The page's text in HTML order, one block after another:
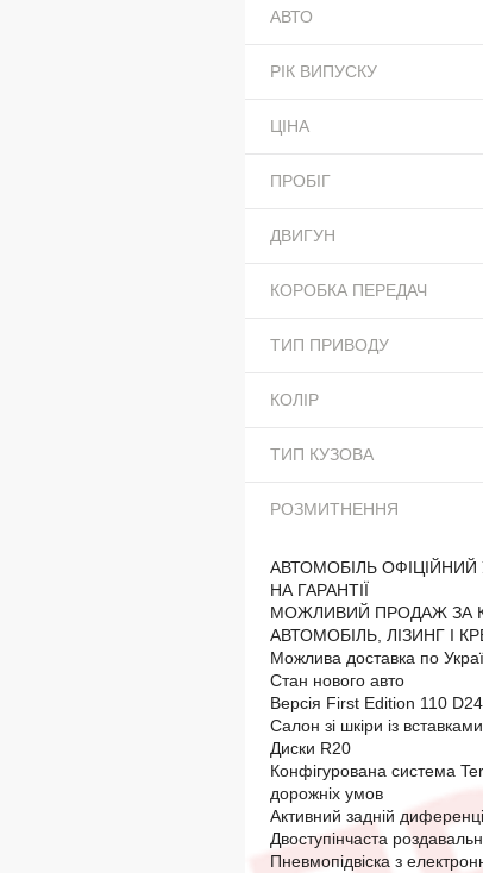
АВТО
РІК ВИПУСКУ
ЦІНА
ПРОБІГ
ДВИГУН
КОРОБКА ПЕРЕДАЧ
ТИП ПРИВОДУ
КОЛІР
ТИП КУЗОВА
РОЗМИТНЕННЯ
АВТОМОБІЛЬ ОФІЦІЙНИЙ
НА ГАРАНТІЇ
МОЖЛИВИЙ ПРОДАЖ ЗА
АВТОМОБІЛЬ, ЛІЗИНГ І
Можлива доставка по
Стан нового авто
Версія First Edition 110
Салон зі шкіри із
Диски R20
Конфігурована система
дорожніх умов
Активний задній
Двоступінчаста
Пневмопідвіска з